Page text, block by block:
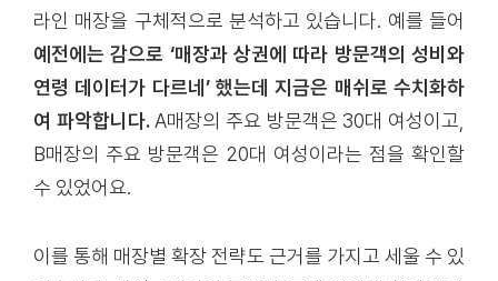
라인 매장을 구체적으로 분석하고 있습니다. 예를 들어
예전에는 감으로 ‘매장과 상권에 따라 방문객의 성비와
연령 데이터가 다르네’ 했는데 지금은 매쉬로 수치화하
여 파악합니다.A매장의 주요 방문객은 30대 여성이고,
B매장의 주요 방문객은 20대 여성이라는 점을 확인할
수 있었어요.
이를 통해 매장별 확장 전략도 근거를 가지고 세울 수 있